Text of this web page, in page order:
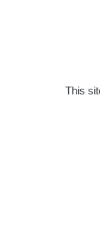
This